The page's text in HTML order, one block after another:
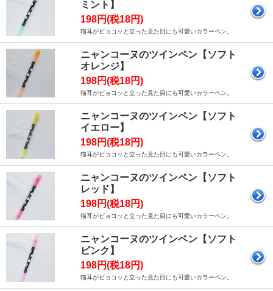
ミント】
198円(税18円)
猫耳がビョコッと立った見た目にも可愛いカラーペン。
ニャンコーヌのツインペン【ソフト
オレンジ】
198円(税18円)
猫耳がビョコッと立った見た目にも可愛いカラーペン。
ニャンコーヌのツインペン【ソフト
イエロー】
198円(税18円)
猫耳がビョコッと立った見た目にも可愛いカラーペン。
ニャンコーヌのツインペン【ソフト
レッド】
198円(税18円)
猫耳がビョコッと立った見た目にも可愛いカラーペン。
ニャンコーヌのツインペン【ソフト
ピンク】
198円(税18円)
猫耳がビョコッと立った見た目にも可愛いカラーペン。